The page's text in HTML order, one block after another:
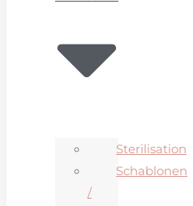
Sterilisation
Schablonen
/